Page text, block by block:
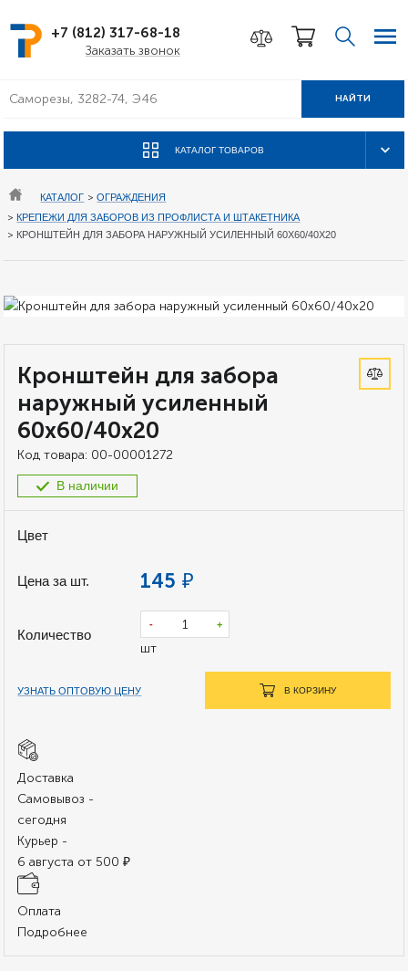
+7 (812) 317-68-18
Заказать звонок
КАТАЛОГ ТОВАРОВ
НАЙТИ
КАТАЛОГ >ОГРАЖДЕНИЯ
>КРЕПЕЖИ ДЛЯ ЗАБОРОВ ИЗ ПРОФЛИСТА И ШТАКЕТНИКА
> КРОНШТЕЙН ДЛЯ ЗАБОРА НАРУЖНЫЙ УСИЛЕННЫЙ 60Х60/40Х20
Кронштейн для забора
наружный усиленный
60х60/40х20
Код товара: 00-00001272
В наличии
Цвет
Цена за шт. 145 ₽
Количество
- +
шт
УЗНАТЬ ОПТОВУЮ ЦЕНУ В КОРЗИНУ
Доставка
Самовывоз -
сегодня
Курьер -
6 августа от 500 ₽
Оплата
Подробнее